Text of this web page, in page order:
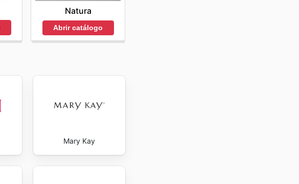
Natura
Abrir catálogo
Mary Kay